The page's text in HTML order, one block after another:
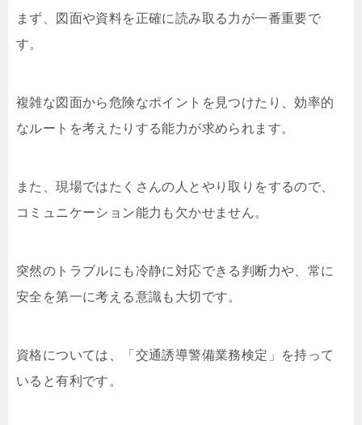
まず、図面や資料を正確に読み取る力が一番重要で
す。
複雑な図面から危険なポイントを見つけたり、効率的
なルートを考えたりする能力が求められます。
また、現場ではたくさんの人とやり取りをするので、
コミュニケーション能力も欠かせません。
突然のトラブルにも冷静に対応できる判断力や、常に
安全を第一に考える意識も大切です。
資格については、「交通誘導警備業務検定」を持って
いると有利です。